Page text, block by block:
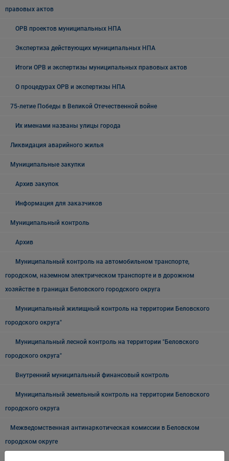
правовых актов
ОРВ проектов муниципальных НПА
Экспертиза действующих муниципальных НПА
Итоги ОРВ и экспертизы муниципальных правовых актов
О процедурах ОРВ и экспертизы НПА
75-летие Победы в Великой Отечественной войне
Их именами названы улицы города
Ликвидация аварийного жилья
Муниципальные закупки
Архив закупок
Информация для заказчиков
Муниципальный контроль
Архив
Муниципальный контроль на автомобильном транспорте,
городском, наземном электрическом транспорте и в дорожном
хозяйстве в границах Беловского городского округа
Муниципальный жилищный контроль на территории Беловского
городского округа"
Муниципальный лесной контроль на территории "Беловского
городского округа"
Внутренний муниципальный финансовый контроль
Муниципальный земельный контроль на территории Беловского
городского округа
Межведомственная антинаркотическая комиссии в Беловском
городском округе